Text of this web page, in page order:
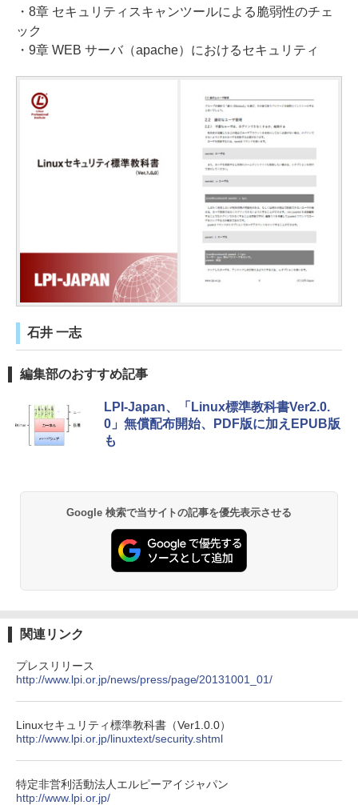
・8章 セキュリティスキャンツールによる脆弱性のチェ
ック
・9章 WEB サーバ（apache）におけるセキュリティ
石井 一志
編集部のおすすめ記事
LPI-Japan、「Linux標準教科書Ver2.0.
0」無償配布開始、PDF版に加えEPUB版
も
Google 検索で当サイトの記事を優先表示させる
関連リンク
プレスリリース
http://www.lpi.or.jp/news/press/page/20131001_01/
Linuxセキュリティ標準教科書（Ver1.0.0）
http://www.lpi.or.jp/linuxtext/security.shtml
特定非営利活動法人エルピーアイジャパン
http://www.lpi.or.jp/